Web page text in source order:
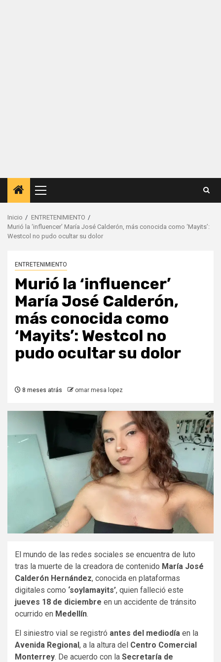
Menú
principal
Inicio
ENTRETENIMIENTO
Murió la ‘influencer’ María José Calderón, más conocida como ‘Mayits’:
Westcol no pudo ocultar su dolor
ENTRETENIMIENTO
Murió la ‘influencer’
María José Calderón,
más conocida como
‘Mayits’: Westcol no
pudo ocultar su dolor
8 meses atrás omar mesa lopez
El mundo de las redes sociales se encuentra de luto
tras la muerte de la creadora de contenido María José
Calderón Hernández, conocida en plataformas
digitales como ‘soylamayits’, quien falleció este
jueves 18 de diciembre en un accidente de tránsito
ocurrido en Medellín.
El siniestro vial se registró antes del mediodía en la
Avenida Regional, a la altura del Centro Comercial
Monterrey. De acuerdo con la Secretaría de